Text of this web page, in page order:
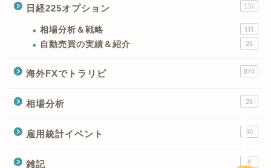
日経225オプション 137
相場分析＆戦略 111
自動売買の実績＆紹介 26
海外FXでトラリピ 874
相場分析 26
雇用統計イベント 60
雑記 8